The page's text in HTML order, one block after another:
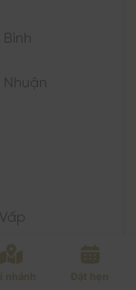
Nhuận
nhánh Đặt hẹn